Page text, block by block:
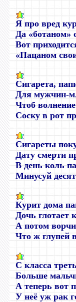
Я про вред
Да «ботаном»
Вот
«Пацаном
Сигарета,
Для мужчин-
Чтоб
Соску в рот
Сигареты
Дату смерти
В день коль
Минусуй
Курит дома
Дочь глотает
А потом
Что ж глупей
С класса
Больше
А теперь вот
У неё уж рак